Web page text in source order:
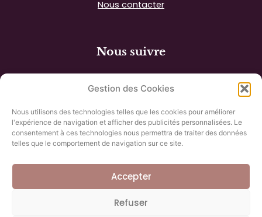
Gestion des Cookies
Nous utilisons des technologies telles que les cookies pour améliorer
l'expérience de navigation et afficher des publicités personnalisées. Le
consentement à ces technologies nous permettra de traiter des données
telles que le comportement de navigation sur ce site.
Accepter
Refuser
Nous contacter
Nous suivre
Recevoir nos actualités
Email*